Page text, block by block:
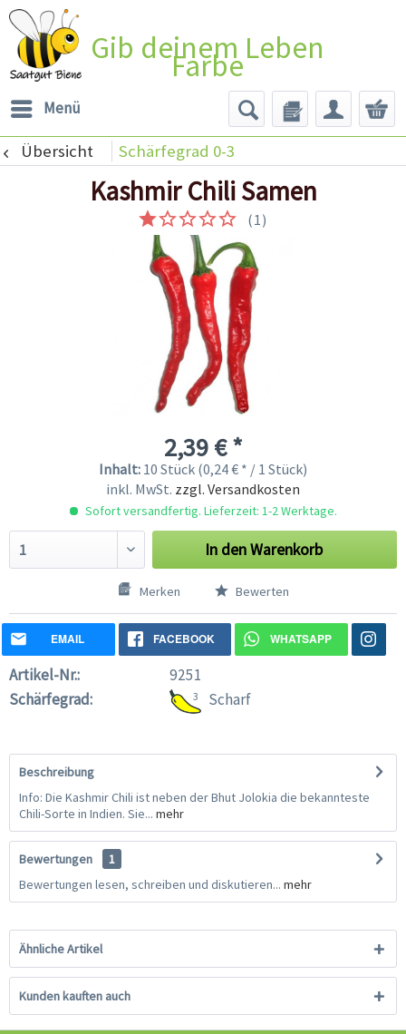
Gib deinem Leben
Farbe
Menü
Übersicht Schärfegrad 0-3
Kashmir Chili Samen
(1)
2,39 € *
Inhalt: 10 Stück (0,24 € * / 1 Stück)
inkl. MwSt. zzgl. Versandkosten
Sofort versandfertig. Lieferzeit: 1-2 Werktage.
In denWarenkorb
Merken Bewerten
EMAIL FACEBOOK WHATSAPP
Artikel-Nr.:
9251
Schärfegrad:
3 Scharf
Beschreibung
Info: Die Kashmir Chili ist neben der Bhut Jolokia die bekannteste
Chili-Sorte in Indien. Sie... mehr
Bewertungen
1
Bewertungen lesen, schreiben und diskutieren... mehr
Ähnliche Artikel
Kunden kauften auch